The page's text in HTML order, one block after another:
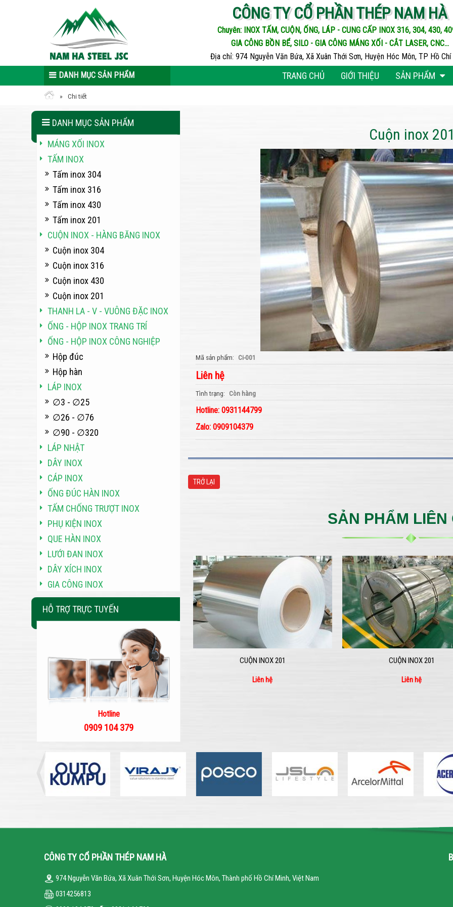
CÔNG TY CỔ PHẦN THÉP NAM HÀ
Chuyên: INOX TẤM, CUỘN, ỐNG, LÁP - CUNG CẤP INOX 316, 304, 430,
GIA CÔNG BỒN BỂ, SILO - GIA CÔNG MÁNG XỐI - CẮT LASER, CNC...
Địa chỉ: 974 Nguyễn Văn Bứa, Xã Xuân Thới Sơn, Huyện Hóc Môn, TP Hồ Chí
DANH MỤC SẢN PHẨM
TRANG CHỦ GIỚI THIỆU SẢN PHẨM
Chi tiết
Cuộn inox
Mã sản phẩm Ci-001
Liên hệ
Tình trạng Còn hàng
Hotline: 0931144799
Zalo: 0909104379
TRỞ LẠI
SẢN PHẨM LIÊN
CUỘN INOX 201
Liên hệ
CUỘN INOX 201
Liên hệ
DANH MỤC SẢN PHẨM
MÁNG XỐI INOX
TẤM INOX
Tấm inox 304
Tấm inox 316
Tấm inox 430
Tấm inox 201
CUỘN INOX - HÀNG BĂNG INOX
Cuộn inox 304
Cuộn inox 316
Cuộn inox 430
Cuộn inox 201
THANH LA - V - VUÔNG ĐẶC INOX
ỐNG - HỘP INOX TRANG TRÍ
ỐNG - HỘP INOX CÔNG NGHIỆP
Hộp đúc
Hộp hàn
LÁP INOX
∅3 - ∅25
∅26 - ∅76
∅90 - ∅320
LÁP NHẬT
DÂY INOX
CÁP INOX
ỐNG ĐÚC HÀN INOX
TẤM CHỐNG TRƯỢT INOX
PHỤ KIỆN INOX
QUE HÀN INOX
LƯỚI ĐAN INOX
DÂY XÍCH INOX
GIA CÔNG INOX
HỖ TRỢ TRỰC TUYẾN
Hotline
0909 104 379
CÔNG TY CỔ PHẦN THÉP NAM HÀ
974 Nguyễn Văn Bứa, Xã Xuân Thới Sơn, Huyện Hóc Môn, Thành phố Hồ Chí Minh, Việt Nam
0314256813